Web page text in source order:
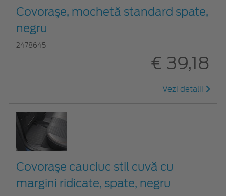
Covoraşe, mochetă standard spate,
negru
2478645
€ 39,18
Vezi detalii
Covoraşe cauciuc stil cuvă cu
margini ridicate, spate, negru